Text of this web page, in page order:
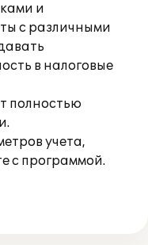
и
с различными
в налоговые
полностью
учета,
с программой.